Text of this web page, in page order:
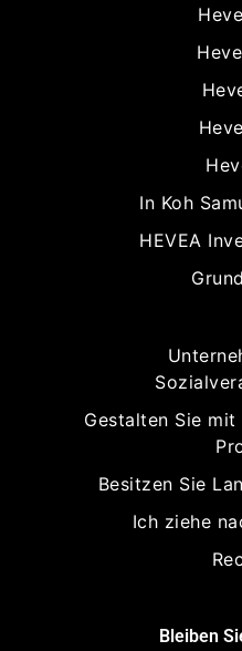
In Koh
HEVEA
Gestalten Sie mit
Besitzen Sie
Ich ziehe
Bleiben